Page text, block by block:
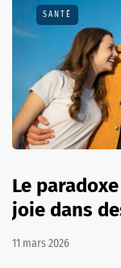
SANTÉ
Le
joie dans
11 mars 2026